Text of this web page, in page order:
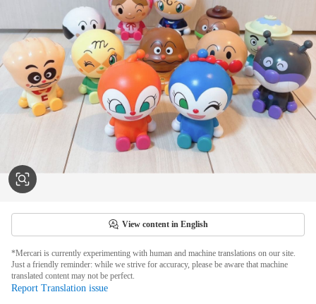
View content in English
*Mercari is currently experimenting with human and machine translations on our site.
Just a friendly reminder: while we strive for accuracy, please be aware that machine
translated content may not be perfect.
Report Translation issue